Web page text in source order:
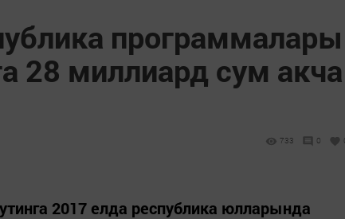
программалары
28 миллиард сум акча
733 0
2017 елда республика юлларында